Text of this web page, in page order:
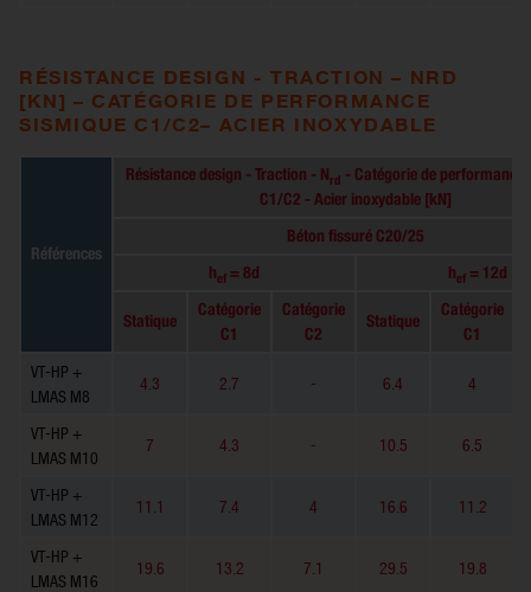
RÉSISTANCE DESIGN - TRACTION – NRD
[KN] – CATÉGORIE DE PERFORMANCE
SISMIQUE C1/C2– ACIER INOXYDABLE
Références
Résistance design - Traction - Nrd - Catégorie de performance
C1/C2 - Acier inoxydable [kN]
Béton fissuré C20/25
hef = 8d hef= 12d
Statique
Catégorie
C1
Catégorie
C2
Statique
Catégorie
C1
VT-HP +
LMAS M8
4.3 2.7 - 6.4 4
VT-HP +
LMAS M10
7 4.3 - 10.5 6.5
VT-HP +
LMAS M12
11.1 7.4 4 16.6 11.2
VT-HP +
LMAS M16
19.6 13.2 7.1 29.5 19.8